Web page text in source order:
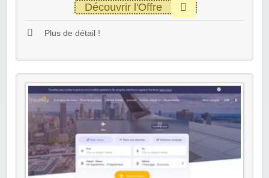
Découvrir l'Offre
Plus de détail !